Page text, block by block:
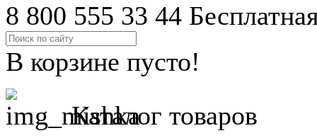
8 800 555 33 44
В корзине пусто!
Каталог товаров